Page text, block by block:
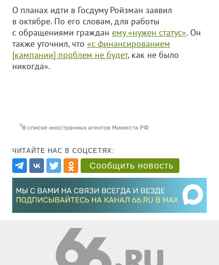
О планах идти в Госдуму Ройзман заявил
в октябре. По его словам, для работы
с обращениями граждан ему «нужен статус». Он
также уточнил, что «с финансированием
[кампании] проблем не будет, как не было
никогда».
1В списке иностранных агентов Минюста РФ
ЧИТАЙТЕ НАС В СОЦСЕТЯХ:
Сообщить новость